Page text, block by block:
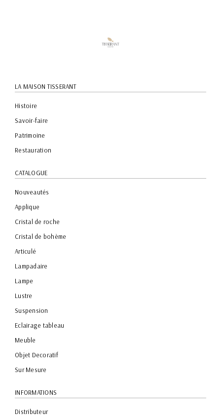
LA MAISON TISSERANT
Histoire
Savoir-faire
Patrimoine
Restauration
CATALOGUE
Nouveautés
Applique
Cristal de roche
Cristal de bohème
Articulé
Lampadaire
Lampe
Lustre
Suspension
Eclairage tableau
Meuble
Objet Decoratif
Sur Mesure
INFORMATIONS
Distributeur